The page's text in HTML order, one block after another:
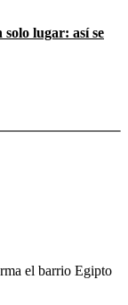
lugar: así se
el barrio Egipto